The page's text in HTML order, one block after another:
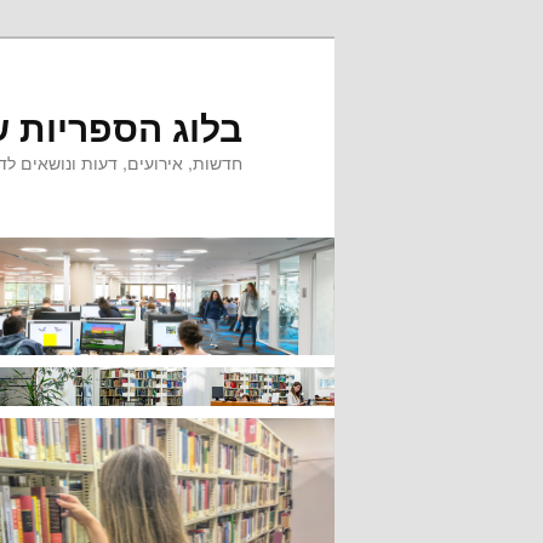
בלוג
חדשות, אירועים, דעות ונושאים